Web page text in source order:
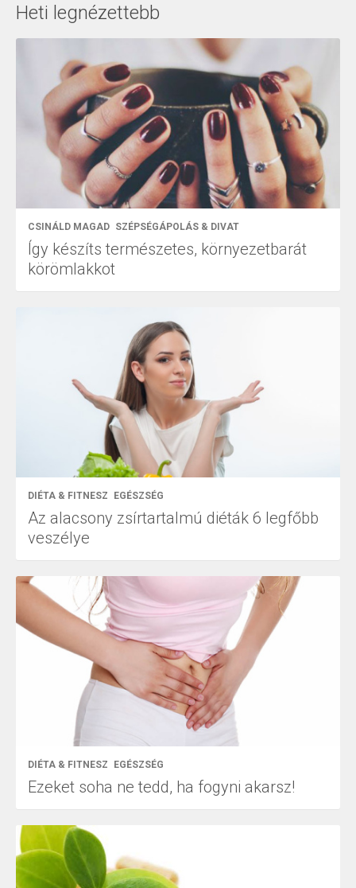
Heti legnézettebb
CSINÁLD MAGAD SZÉPSÉGÁPOLÁS & DIVAT
Így készíts természetes, környezetbarát
körömlakkot
DIÉTA & FITNESZ EGÉSZSÉG
Az alacsony zsírtartalmú diéták 6 legfőbb
veszélye
DIÉTA & FITNESZ EGÉSZSÉG
Ezeket soha ne tedd, ha fogyni akarsz!